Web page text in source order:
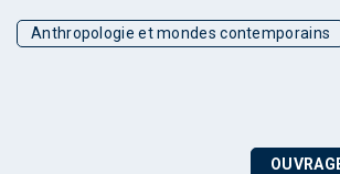
Anthropologie et mondes contemporains